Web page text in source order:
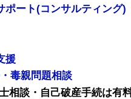
ポート(コンサルティング)
援
毒親問題相談
相談・自己破産手続は有